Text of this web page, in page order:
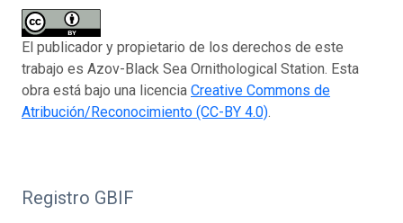
El publicador y propietario de los derechos de este
trabajo es Azov-Black Sea Ornithological Station. Esta
obra está bajo una licencia Creative Commons de
Atribución/Reconocimiento (CC-BY 4.0).
Registro GBIF